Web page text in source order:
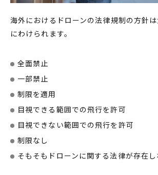
海外における ドローンの法律規制の方針
にわけられます。
全面禁止
一部禁止
制限を適用
目視できる範囲での飛行を許可
目視できない範囲での飛行を許可
制限なし
そもそも ドローン に関する法律が存在し